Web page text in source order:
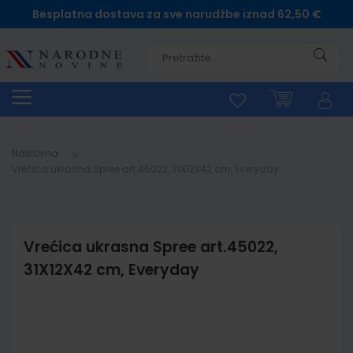
Besplatna dostava za sve narudžbe iznad 62,50 €
Naslovna
Vrećica ukrasna Spree art.45022,
31X12X42 cm, Everyday